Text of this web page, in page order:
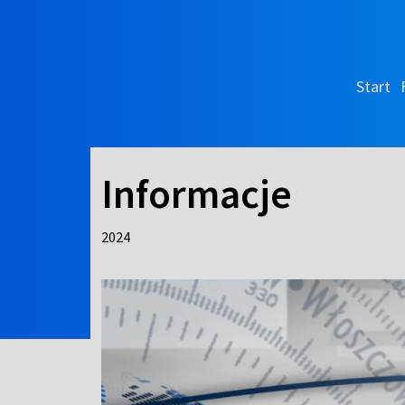
Start
Informacje
2024